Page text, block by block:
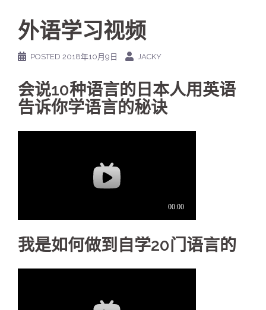
外语学习视频
POSTED 2018年10月9日 JACKY
会说10种语言的日本人用英语
告诉你学语言的秘诀
我是如何做到自学20门语言的